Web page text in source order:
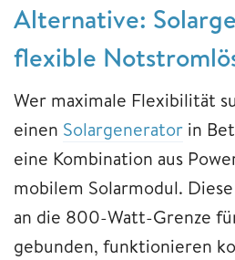
Alternative:
flexible
Wer maximale Flexibilität
einen Solargenerator in
eine Kombination aus
mobilem Solarmodul.
an die 800-Watt-Grenze
gebunden, funktionieren